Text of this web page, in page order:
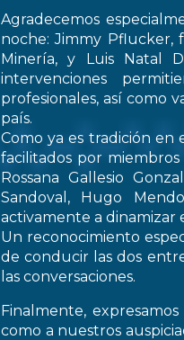
Agradecemos
noche: Jimmy Pflucker,
Minería, y Luis Natal
intervenciones
profesionales, así como
país.
Como ya es tradición en
facilitados por
Rossana Gallesio
Sandoval, Hugo
activamente a dinamizar
Un reconocimiento
de conducir las dos
las conversaciones.
Finalmente,
como a nuestros